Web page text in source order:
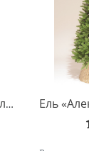
Ель «Троицкая» напольная